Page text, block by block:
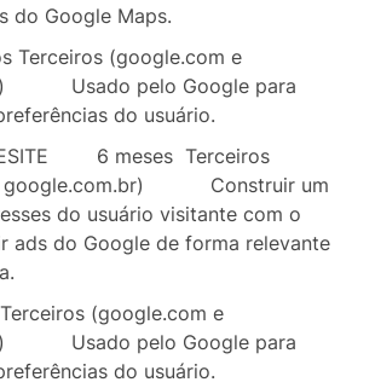
do Google Maps.
Terceiros (google.com e
Usado pelo Google para
do usuário.
6 meses Terceiros
e google.com.br) Construir um
do usuário visitante com o
ads do Google de forma relevante
Terceiros (google.com e
Usado pelo Google para
do usuário.